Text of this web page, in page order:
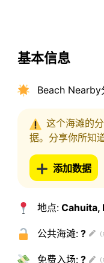
基本信息
Beach Nearby
这个海滩的
据。分享你所知
添加数据
地点:Cahuita,
公共海滩:?
免费入场:?